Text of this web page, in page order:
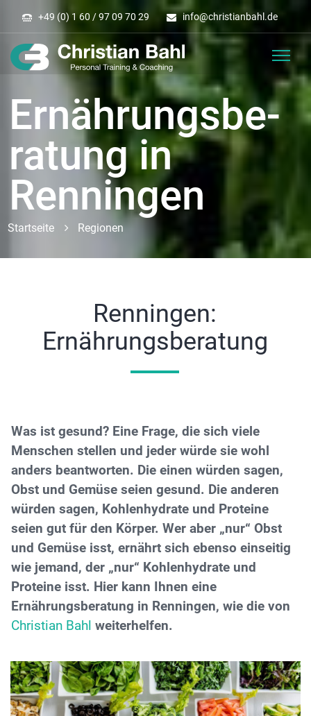
+49 (0) 1 60 / 97 09 70 29 info@christianbahl.de
Ernäh­rungs­be­
ra­tung in
Renningen
Startseite Regionen
Renningen:
Ernährungsberatung
Was ist gesund? Eine Frage, die sich viele
Menschen stellen und jeder würde sie wohl
anders beantworten. Die einen würden sagen,
Obst und Gemüse seien gesund. Die anderen
würden sagen, Kohlenhydrate und Proteine
seien gut für den Körper. Wer aber „nur“ Obst
und Gemüse isst, ernährt sich ebenso einseitig
wie jemand, der „nur“ Kohlenhydrate und
Proteine isst. Hier kann Ihnen eine
Ernährungsberatung in Renningen, wie die von
Christian Bahl weiterhelfen.